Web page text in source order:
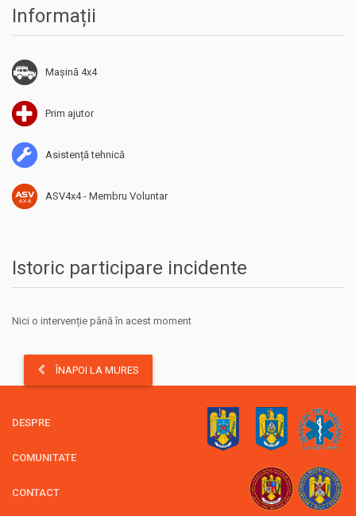
Informații
Mașină 4x4
Prim ajutor
Asistență tehnică
ASV4x4 - Membru Voluntar
Istoric participare incidente
Nici o intervenție până în acest moment
ÎNAPOI LA MURES
DESPRE
COMUNITATE
CONTACT